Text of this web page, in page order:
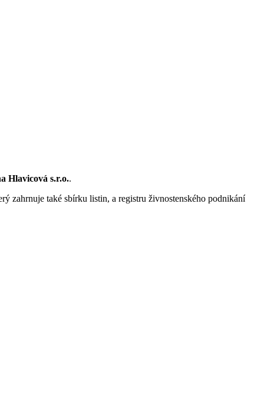
Hlavicová s.r.o..
zahrnuje také sbírku listin, a registru živnostenského podnikání